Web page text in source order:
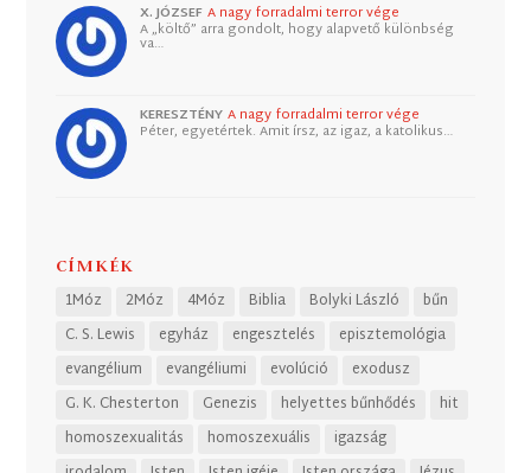
X. JÓZSEF A nagy forradalmi terror vége
A „költő” arra gondolt, hogy alapvető különbség
va…
KERESZTÉNY A nagy forradalmi terror vége
Péter, egyetértek. Amit írsz, az igaz, a katolikus…
CÍMKÉK
1Móz 2Móz 4Móz Biblia Bolyki László
bűn
C. S. Lewis
egyház engesztelés
episztemológia
evangélium
evangéliumi evolúció
exodusz
G. K. Chesterton
Genezis helyettes bűnhődés
hit
homoszexualitás
homoszexuális
igazság